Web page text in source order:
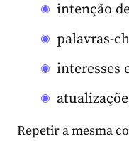
intenção
palavras-
interesses
Repetir a mesma